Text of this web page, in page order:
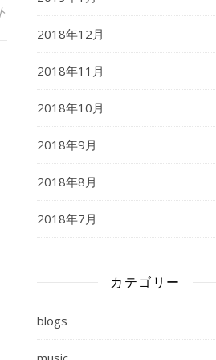
2018年12月
2018年11月
2018年10月
2018年9月
2018年8月
2018年7月
カテゴリー
blogs